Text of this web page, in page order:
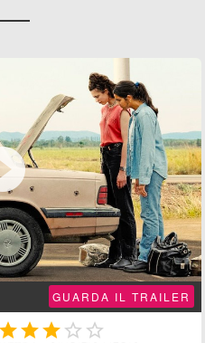
GUARDA IL TRAILER
  